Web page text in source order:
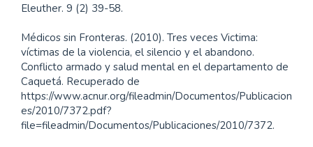
Eleuther. 9 (2) 39-58.
Médicos sin Fronteras. (2010). Tres veces Victima:
víctimas de la violencia, el silencio y el abandono.
Conflicto armado y salud mental en el departamento de
Caquetá. Recuperado de
https://www.acnur.org/fileadmin/Documentos/Publicacion
es/2010/7372.pdf?
file=fileadmin/Documentos/Publicaciones/2010/7372.